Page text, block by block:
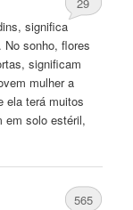
significa
sonho, flores
significam
mulher a
ela terá muitos
em solo estéril,
565